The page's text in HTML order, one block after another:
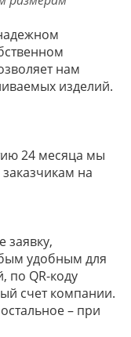
нам
изделий.
24 месяца мы
на
заявку,
удобным для
по QR-коду
счет компании.
– при